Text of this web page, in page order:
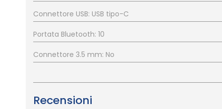
Connettore USB: USB tipo-C
Portata Bluetooth: 10
Connettore 3.5 mm: No
Recensioni